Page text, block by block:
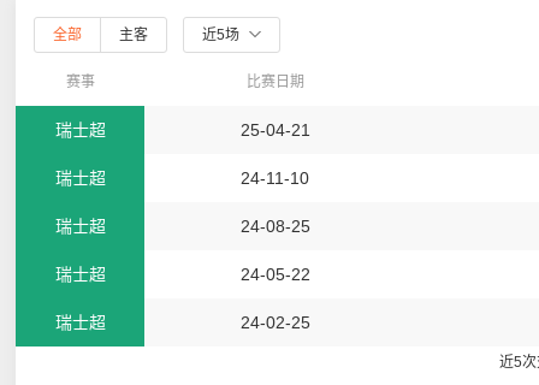
全部 主客 近5场
赛事 比赛日期
瑞士超 25-04-21
瑞士超 24-11-10
瑞士超 24-08-25
瑞士超 24-05-22
瑞士超 24-02-25
近5